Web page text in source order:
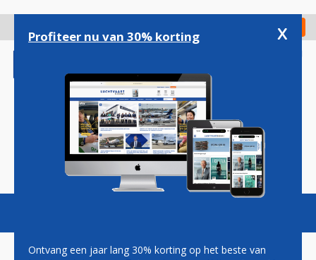
gaan
Check in
Magazine Podcasts Vacatures
Profiteer nu van 30% korting x
Ontvang een jaar lang 30% korting op het beste van